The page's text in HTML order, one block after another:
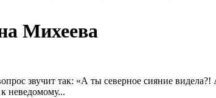
Михеева
звучит так: «А ты северное сияние
неведомому...